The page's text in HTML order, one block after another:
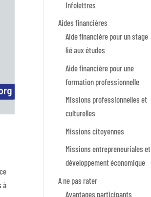
à
Infolettres
Aides financières
Aide financière pour un stage
lié aux études
Aide financière pour une
formation professionnelle
Missions professionnelles et
culturelles
Missions citoyennes
Missions entrepreneuriales et
développement économique
A ne pas rater
Avantages participants